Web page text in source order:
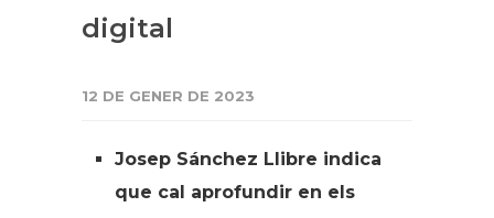
digital
12 DE GENER DE 2023
Josep Sánchez Llibre indica
que cal aprofundir en els